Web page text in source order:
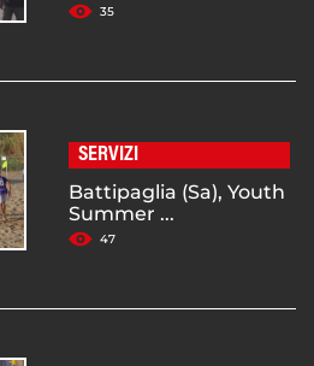
35
SERVIZI
Battipaglia (Sa), Youth
Summer ...
47